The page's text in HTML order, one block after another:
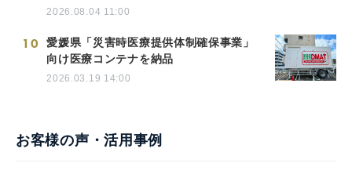
2026.08.04 11:00
10
愛媛県「災害時医療提供体制確保事業」
向け医療コンテナを納品
2026.03.19 14:00
お客様の声・活用事例